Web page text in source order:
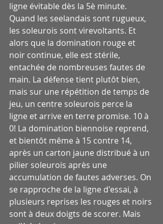
ligne évitable dès la 5è minute.
Quand les seelandais sont rugueux,
les soleurois sont virevoltants. Et
alors que la domination rouge et
noir continue, elle est stérile,
entachée de nombreuses fautes de
main. La défense tient plutôt bien,
mais sur une répétition de temps de
jeu, un centre soleurois perce la
ligne et arrive en terre promise. 10 à
0! La domination biennoise reprend,
et bientôt même à 15 contre 14,
après un carton jaune distribué à un
pilier soleurois après une
accumulation de fautes adverses. On
se rapproche de la ligne d'essai, à
plusieurs reprises les rouges et noirs
sont à deux doigts de scorer. Mais